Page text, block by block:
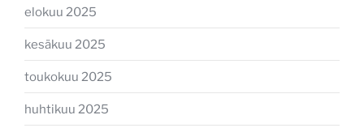
elokuu 2025
kesäkuu 2025
toukokuu 2025
huhtikuu 2025